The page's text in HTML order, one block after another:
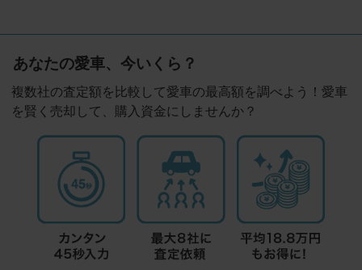
あなたの愛車、今いくら？
複数社の査定額を比較して愛車の最高額を調べよう！愛車
を賢く売却して、購入資金にしませんか？